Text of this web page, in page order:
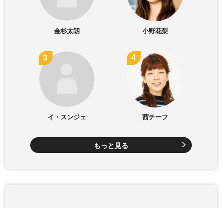
金杉太朗 小野花梨
イ・スンジェ 茜チーフ
もっと見る